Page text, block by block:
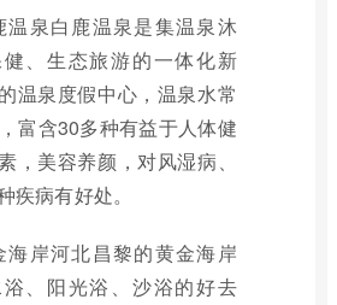
温泉白鹿温泉是集温泉沐
、生态旅游的一体化新
温泉度假中心，温泉水常
富含30多种有益于人体健
，美容养颜，对风湿病、
疾病有好处。
海岸河北昌黎的黄金海岸
、阳光浴、沙浴的好去